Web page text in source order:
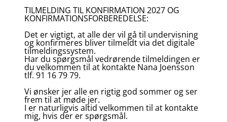
TILMELDING TIL KONFIRMATION 2027 OG
KONFIRMATIONSFORBEREDELSE:
Det er vigtigt, at alle der vil gå til undervisning
og konfirmeres bliver tilmeldt via det digitale
tilmeldingssystem.
Har du spørgsmål vedrørende tilmeldingen er
du velkommen til at kontakte Nana Joensson
tlf. 91 16 79 79.
Vi ønsker jer alle en rigtig god sommer og ser
frem til at møde jer.
I er naturligvis altid velkommen til at kontakte
mig, hvis der er spørgsmål.